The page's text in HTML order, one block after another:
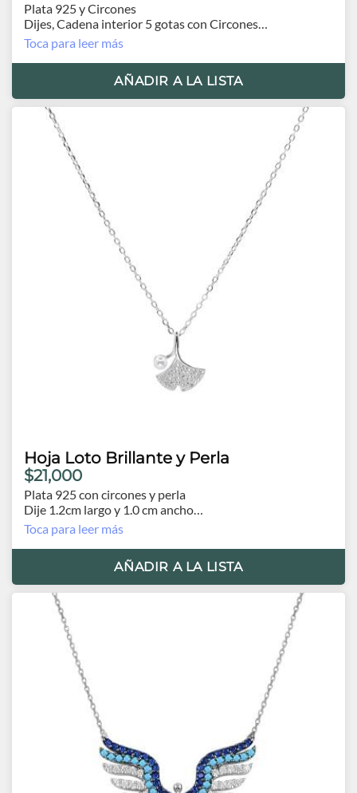
Plata 925 y Circones
Dijes, Cadena interior 5 gotas con Circones
Exterior Estrella 1cm.
Cadena interior 40cm.
Cadena colgante 5.5cm.
Toca para leer más
AÑADIR A LA LISTA
Hoja Loto Brillante y Perla
$21,000
Plata 925 con circones y perla
Dije 1.2cm largo y 1.0 cm ancho
Cadena 40 cm., extensión 4.5 cm.
Toca para leer más
AÑADIR A LA LISTA